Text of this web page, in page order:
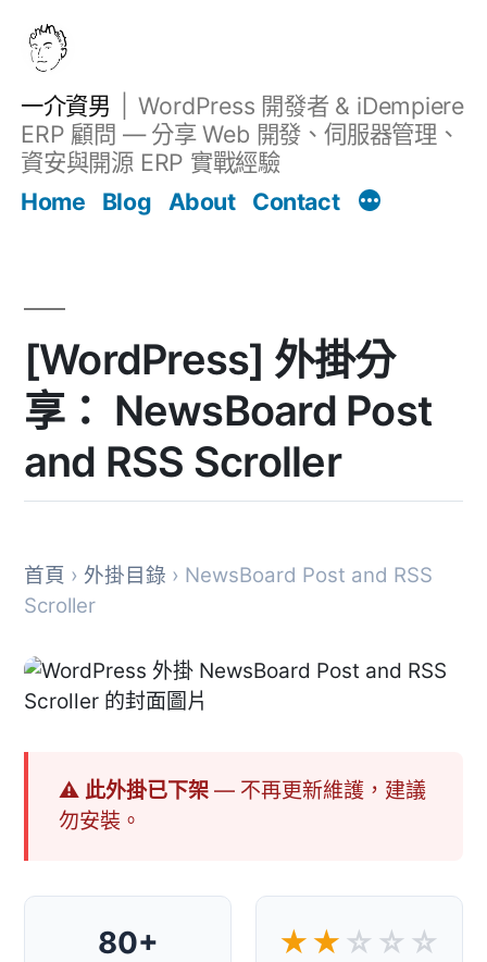
一介資男
WordPress 開發者 & iDempiere
ERP 顧問 — 分享 Web 開發、伺服器管理、
資安與開源 ERP 實戰經驗
Home
Blog About Contact
[WordPress] 外掛分
享： NewsBoard Post
and RSS Scroller
首頁 › 外掛目錄 › NewsBoard Post and RSS
Scroller
⚠ 此外掛已下架— 不再更新維護，建議
勿安裝。
80+ ★★ ☆☆☆
文章